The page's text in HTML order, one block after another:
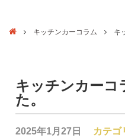
キッチンカーコラム キ
キッチンカーコ
た。
2025年1月27日 カテゴ